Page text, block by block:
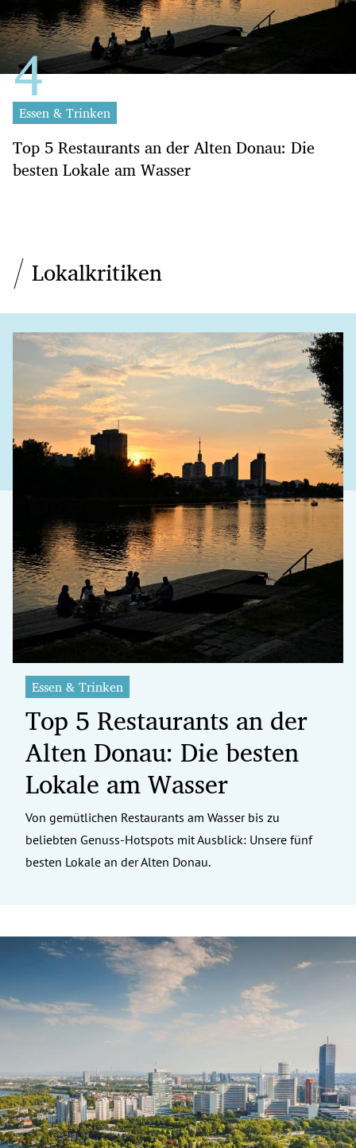
Essen & Trinken
Top 5 Restaurants an der Alten Donau: Die
besten Lokale am Wasser
Lokalkritiken
Essen & Trinken
Top 5 Restaurants an der
Alten Donau: Die besten
Lokale am Wasser
Von gemütlichen Restaurants am Wasser bis zu
beliebten Genuss-Hotspots mit Ausblick: Unsere fünf
besten Lokale an der Alten Donau.